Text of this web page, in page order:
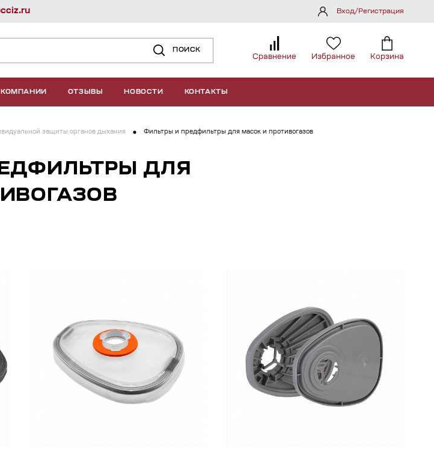
ПОИСК
Сравнение Избранное Корзина
КОМПАНИИ ОТЗЫВЫ НОВОСТИ КОНТАКТЫ
Вход/Регистрация
защиты органов дыхания Фильтры и предфильтры для масок и противогазов
ДЛЯ